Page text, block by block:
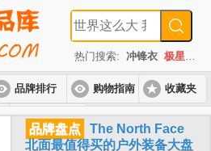
热门搜索: 冲锋衣 极星
品牌排行 购物指南
高端套装
收藏夹
品牌盘点
The North Face
北面最值得买的户外装备大盘